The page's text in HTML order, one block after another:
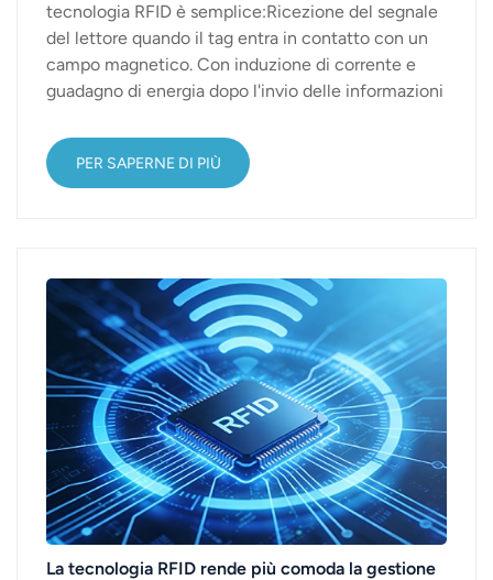
tecnologia RFID è semplice:Ricezione del segnale
del lettore quando il tag entra in contatto con un
campo magnetico. Con induzione di corrente e
guadagno di energia dopo l'invio delle informazioni
oppure invio di un segnale a una determinata
frequenza tramite tag attivo (tag attivo); quando il
conseguenza dello sviluppo tecnologico, ma
anche una manifestazione delle sue applicazioni. A
partire dagli anni '90, sono emerse diverse
applicazioni basate sulla tecnologia RFID. Oggi, ci
limiteremo a presentare la tecnologia RFID e uno
dei suoi prodotti più im...
PER SAPERNE DI PIÙ
La tecnologia RFID rende più comoda la gestione